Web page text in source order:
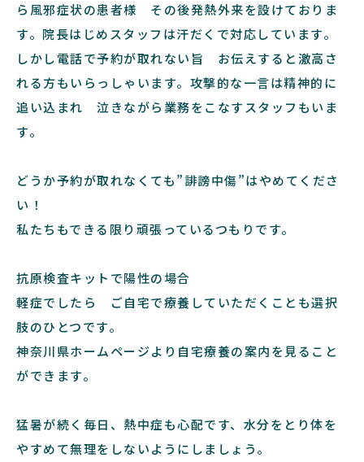
ら風邪症状の患者様 その後発熱外来を設けておりま
す。院長はじめスタッフは汗だくで対応しています。
しかし電話で予約が取れない旨 お伝えすると激高さ
れる方もいらっしゃいます。攻撃的な一言は精神的に
追い込まれ 泣きながら業務をこなすスタッフもいま
す。
どうか予約が取れなくても”誹謗中傷”はやめてくださ
い！
私たちもできる限り頑張っているつもりです。
抗原検査キットで陽性の場合
軽症でしたら ご自宅で療養していただくことも選択
肢のひとつです。
神奈川県ホームページより自宅療養の案内を見ること
ができます。
猛暑が続く毎日、熱中症も心配です、水分をとり体を
やすめて無理をしないようにしましょう。